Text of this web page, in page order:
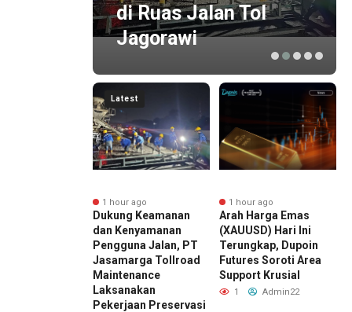
di Ruas Jalan Tol
Jagorawi
Futures Soroti Area
Support Krusial
Latest
Dukung Keamanan
dan Kenyamanan
Pengguna Jalan, PT
Jasamarga Tollroad
Pekerjaan Preservasi
Arah Harga Emas
(XAUUSD) Hari Ini
Terungkap, Dupoin
Futures Soroti Area
Support Krusial
Admin22
Perluas Akses
Pembiayaan
Baru, BRI
Hadir di BRI
Consumer
to